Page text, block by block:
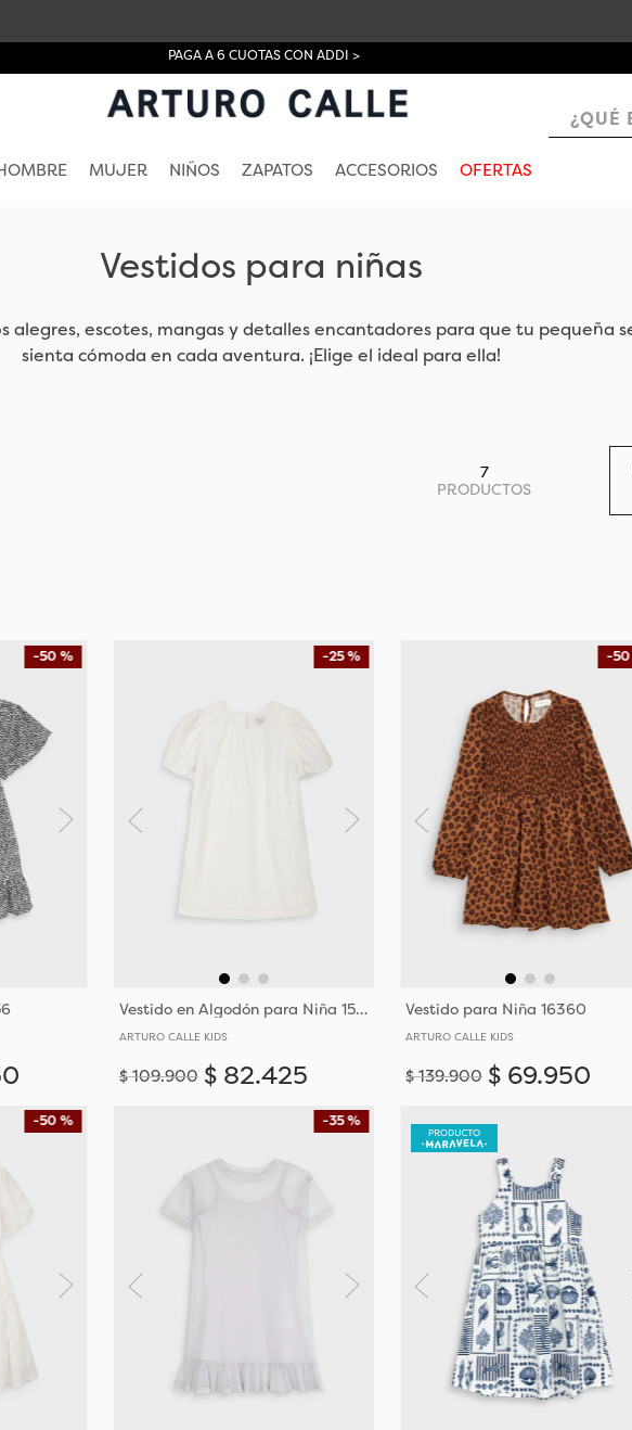
PAGA A 6 CUOTAS CON ADDI >
¿QUÉ
MUJER NIÑOS ZAPATOS ACCESORIOS OFERTAS
Vestidos para niñas
alegres, escotes, mangas y detalles encantadores para que tu pequeña
sienta cómoda en cada aventura. ¡Elige el ideal para ella!
7
PRODUCTOS
-50 % -25 %
Vestido en Algodón para Niña 15952
ARTURO CALLE KIDS
$ 109.900 $ 82.425
-
Vestido para Niña 16360
ARTURO CALLE KIDS
$ 139.900 $ 69.950
-50 % -35 %